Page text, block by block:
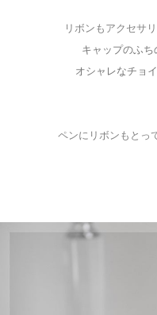
リボンもアクセサ
キャップのふ
オシャレなチョ
ペンにリボンもとっ